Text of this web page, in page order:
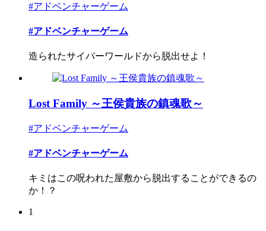
#アドベンチャーゲーム
#アドベンチャーゲーム
造られたサイバーワールドから脱出せよ！
Lost Family ～王侯貴族の鎮魂歌～
#アドベンチャーゲーム
#アドベンチャーゲーム
キミはこの呪われた屋敷から脱出することができるの
か！？
1